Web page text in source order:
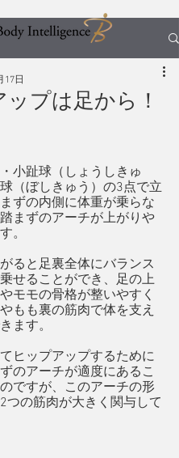
プは足から！
17日
小趾球（しょうしきゅ
（ぼしきゅう）の3点で立
ずの内側に体重が乗らな
まずのアーチが上がりや
。
ると足裏全体にバランス
せることができ、足の上
モモの骨格が整いやすく
もも裏の筋肉で体を支え
ます。
ヒップアップするために
のアーチが適度にあるこ
ですが、このアーチの形
つの筋肉が大きく関与して